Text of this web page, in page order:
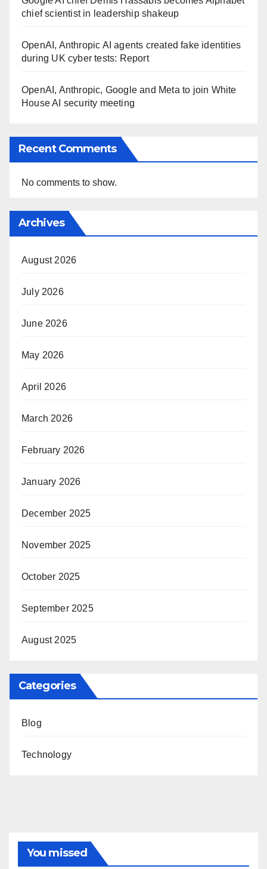
chief scientist in leadership shakeup
OpenAI, Anthropic AI agents created fake identities
during UK cyber tests: Report
OpenAI, Anthropic, Google and Meta to join White
House AI security meeting
Recent Comments
No comments to show.
Archives
August 2026
July 2026
June 2026
May 2026
April 2026
March 2026
February 2026
January 2026
December 2025
November 2025
October 2025
September 2025
August 2025
Categories
Blog
Technology
You missed